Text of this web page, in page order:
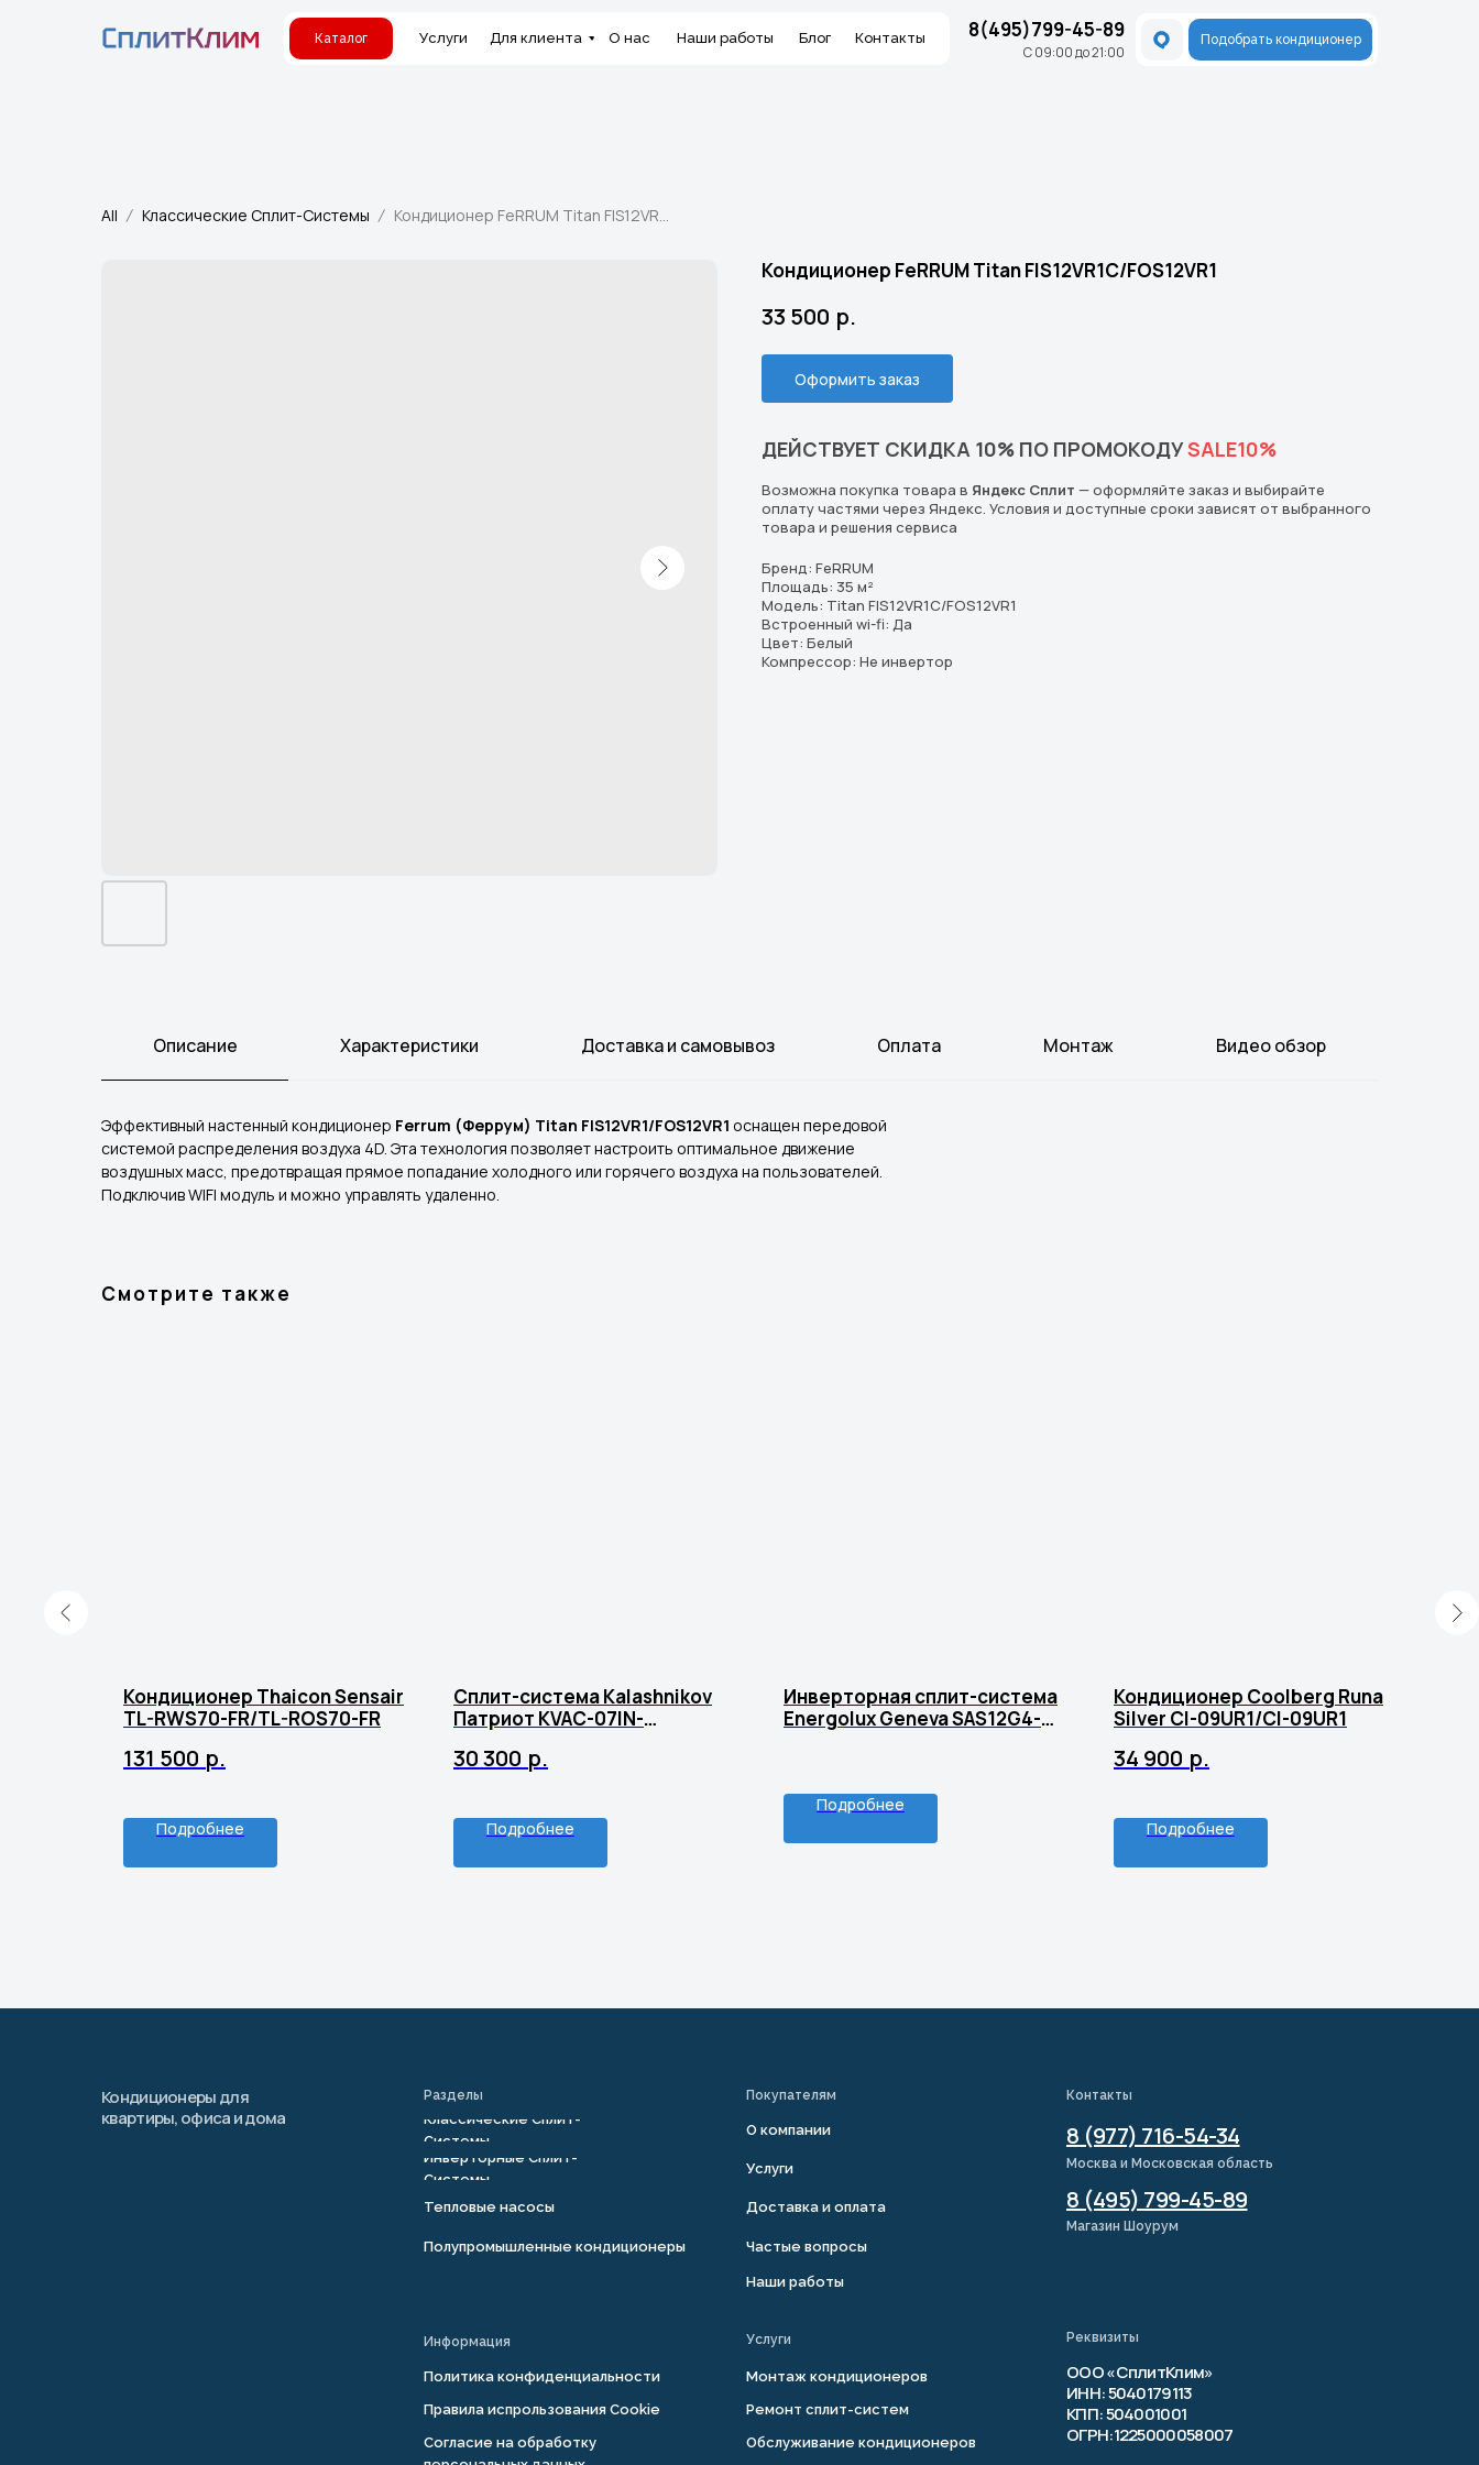
Услуги Для клиента О нас Наши работы Блог Контакты
Каталог Подобрать кондиционер
8(495)799-45-89
С 09:00 до 21:00
All Классические Сплит-Системы Кондиционер FeRRUM Titan FIS12VR1С/FOS12VR1
Кондиционер FeRRUM Titan FIS12VR1С/FOS12VR1
33 500 р.
Оформить заказ
ДЕЙСТВУЕТ СКИДКА 10% ПО ПРОМОКОДУSALE10%
Возможна покупка товара в Яндекс Сплит — оформляйте заказ и выбирайте
оплату частями через Яндекс. Условия и доступные сроки зависят от выбранного
товара и решения сервиса
Бренд: FeRRUM
Площадь: 35 м²
Модель: Titan FIS12VR1С/FOS12VR1
Встроенный wi-fi: Да
Цвет: Белый
Компрессор: Не инвертор
Описание Характеристики Доставка и самовывоз Оплата Монтаж Видео обзор
Эффективный настенный кондиционер Ferrum (Феррум) Titan FIS12VR1/FOS12VR1 оснащен передовой
системой распределения воздуха 4D. Эта технология позволяет настроить оптимальное движение
воздушных масс, предотвращая прямое попадание холодного или горячего воздуха на пользователей.
Подключив WIFI модуль и можно управлять удаленно.
Смотрите также
Кондиционер Thaicon Sensair
TL-RWS70-FR/TL-ROS70-FR
131 500 р.
Подробнее
Сплит-система Kalashnikov
Патриот KVAC-07IN-
30 300 р.
Подробнее
Инверторная сплит-система
Energolux Geneva SAS12G4-
Подробнее
Кондиционер Coolberg Runa
Silver CI-09UR1/CI-09UR1
34 900 р.
Подробнее
Кондиционеры для
квартиры, офиса и дома
ООО «СплитКлим»
ИНН: 5040179113
КПП: 504001001
ОГРН:1225000058007
Разделы Покупателям
Информация Услуги Реквизиты
Москва и Московская область
Контакты
Классические Сплит-
Системы
Инверторные Сплит-
Системы
Тепловые насосы
Полупромышленные кондиционеры
О компании
Услуги
Доставка и оплата
Частые вопросы
Наши работы
Монтаж кондиционеров
Политика конфиденциальности
Согласие на обработку
Правила испрользования Cookie
Ремонт сплит-систем
Обслуживание кондиционеров
8 (977) 716-54-34
Магазин Шоурум
8 (495) 799-45-89